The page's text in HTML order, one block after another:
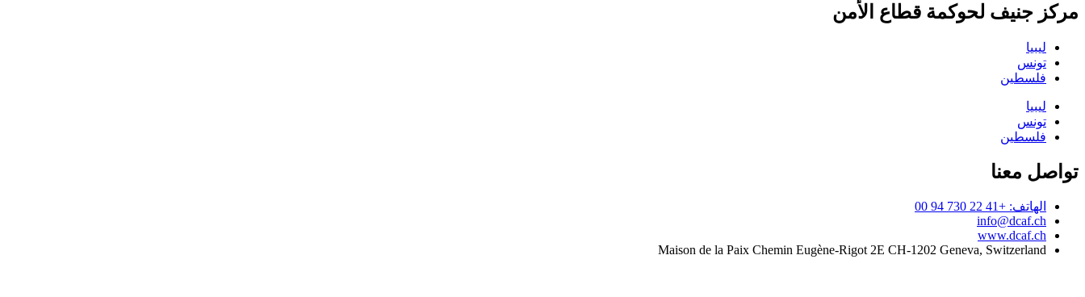
مركز جنيف لحوكمة قطاع الأمن
ليبيا
تونس
فلسطين
ليبيا
تونس
فلسطين
تواصل معنا
الهاتف: +41 22 730 94 00
info@dcaf.ch
www.dcaf.ch
Maison de la Paix Chemin Eugène-Rigot 2E CH-1202 Geneva, Switzerland